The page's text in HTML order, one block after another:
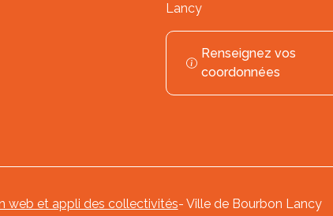
Lancy
Renseignez vos
coordonnées
web et appli des collectivités- Ville de Bourbon Lancy